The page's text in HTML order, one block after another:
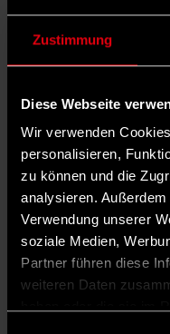
Zustimmung
Diese Webseite
Wir verwenden
personalisieren,
zu können und die
analysieren.
Verwendung unserer
soziale Medien,
Partner führen diese
weiteren Daten
GESCHICHTE
23. Mai 1863: So